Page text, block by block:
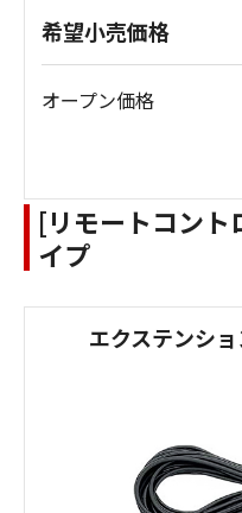
希望小売価格
オープン価格
[リモートコント
イプ
エクステンシ